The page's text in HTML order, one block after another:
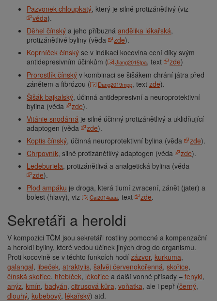
Pazvonek chloupkatý, který je silně protizánětlivý (viz
věda).
Děhel čínský a jeho příbuzná andělika lékařská,
protizánětlivé byliny (věda
zde).
Koprníček čínský se v indikaci kocovina cení díky svým
antidepresivním účinkům (
Jiang2015tpa, text zde)
Prorostlík čínský v kombinaci se šišákem chrání játra před
zánětem a fibrózou (
Dang2019mpp, text zde).
Šišák bajkalský, účinná antidepresivní a neuroprotektivní
bylina (věda
zde).
Vitánie snodárná je silně účinný protizánětlivý a uklidňující
adaptogen (věda
zde).
Koptis čínský, účinná neuroprotektivní bylina (věda zde).
Chrpovník, silně protizánětlívý adaptogen (věda zde).
Ledeburiela, protizánětlivá a analgetická bylina (věda
zde).
Plod ampáku je droga, která tlumí zvracení, zánět (jater) a
bolest (hlavy), viz
Cai2014aaa, text zde.
Sekretáři a heroldi
V kompozici TČM jsou sekretáři rostliny pomocné a kompenzační
a heroldi byliny, které vedou účinek jiných drog do organismu.
Proti kocovině se v těchto funkcích hodí zázvor, kurkuma,
galangal, libeček, atraktylis, šalvěj červenokořenná, skořice,
čínská skořice, hřebíček, lékořice a další vonné přísady – fenykl,
anýz, kmín, badyán, citrusová kůra, voňatka, ale i pepř (černý,
dlouhý, kubebový, lékařský) atd.